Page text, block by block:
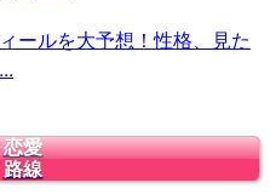
ールを大予想！性格、見た
恋愛
路線